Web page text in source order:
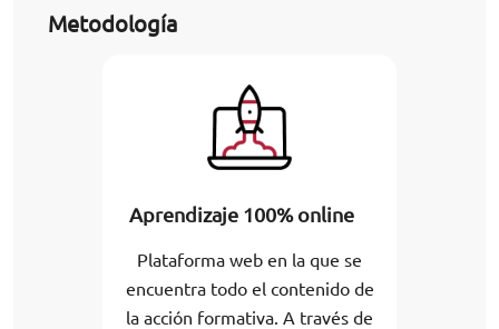
Metodología
Aprendizaje 100% online
Plataforma web en la que se
encuentra todo el contenido de
la acción formativa. A través de